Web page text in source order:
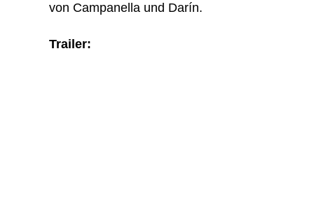
von Campanella und Darín.
Trailer: